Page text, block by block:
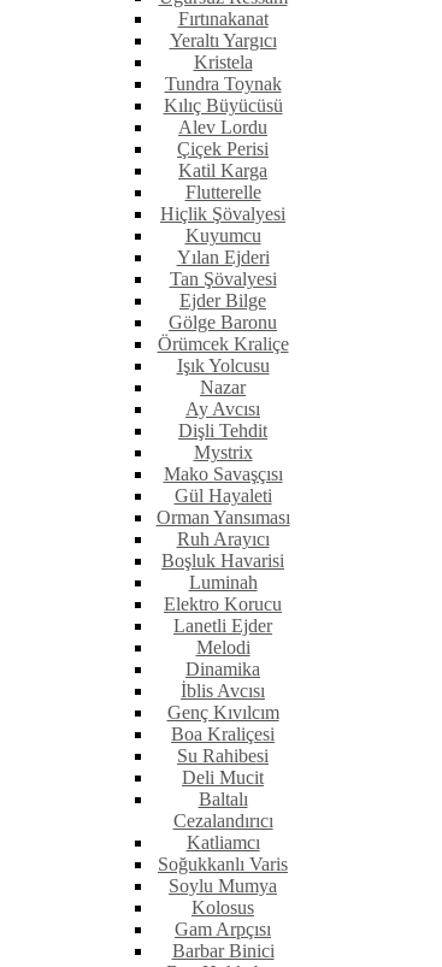
Fırtınakanat
Yeraltı Yargıcı
Kristela
Tundra Toynak
Kılıç Büyücüsü
Alev Lordu
Çiçek Perisi
Katil Karga
Flutterelle
Hiçlik Şövalyesi
Kuyumcu
Yılan Ejderi
Tan Şövalyesi
Ejder Bilge
Gölge Baronu
Örümcek Kraliçe
Işık Yolcusu
Nazar
Ay Avcısı
Dişli Tehdit
Mystrix
Mako Savaşçısı
Gül Hayaleti
Orman Yansıması
Ruh Arayıcı
Boşluk Havarisi
Luminah
Elektro Korucu
Lanetli Ejder
Melodi
Dinamika
İblis Avcısı
Genç Kıvılcım
Boa Kraliçesi
Su Rahibesi
Deli Mucit
Baltalı
Cezalandırıcı
Katliamcı
Soğukkanlı Varis
Soylu Mumya
Kolosus
Gam Arpçısı
Barbar Binici